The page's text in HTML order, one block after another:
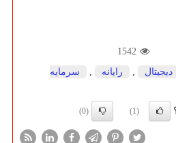
1542
دیجیتال , رایانه ,
سرمایه
(1)
(0)